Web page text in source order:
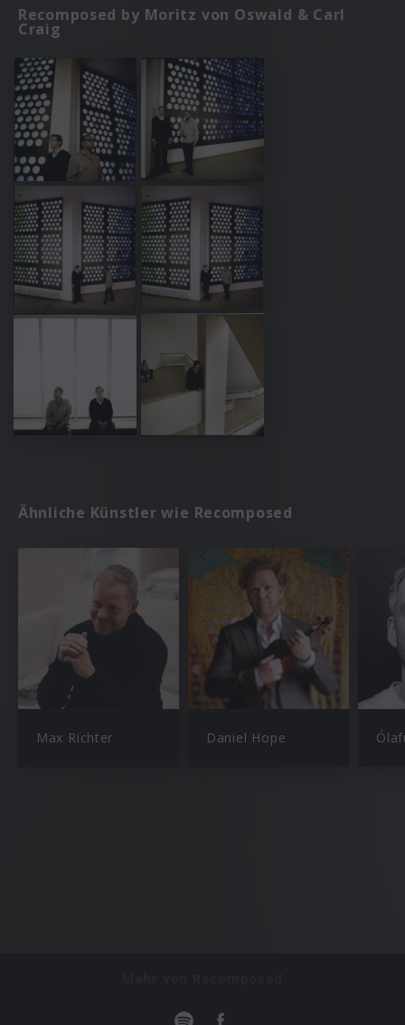
Recomposed by Moritz von Oswald & Carl
Craig
Ähnliche Künstler wie Recomposed
Max Richter Daniel Hope